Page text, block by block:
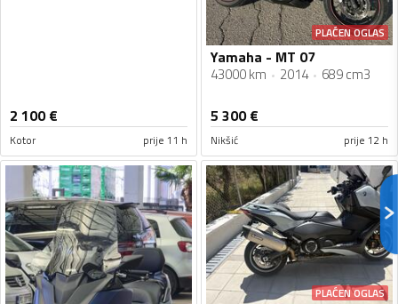
2 100€
Kotor prije 11 h
PLAĆEN OGLAS
Yamaha - MT 07
43000 km 2014 689 cm3
5 300€
Nikšić prije 12 h
PLAĆEN OGLAS